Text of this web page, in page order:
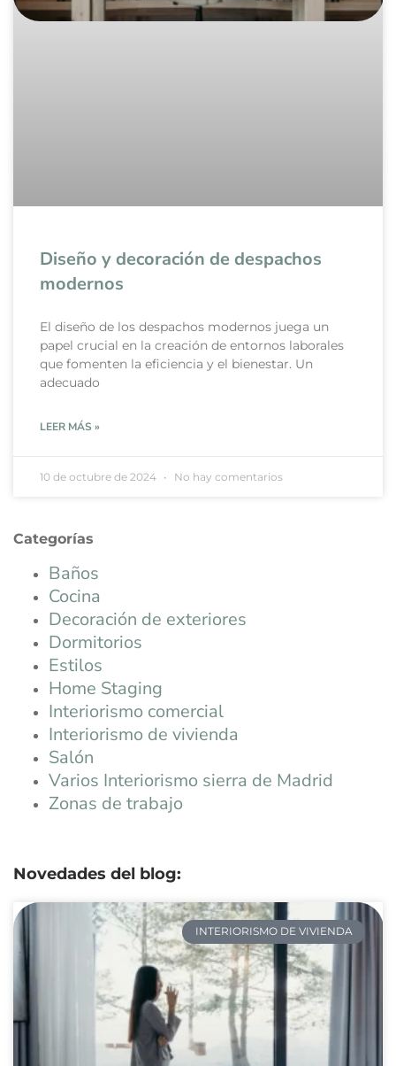
Diseño y decoración de despachos
modernos
El diseño de los despachos modernos juega un
papel crucial en la creación de entornos laborales
que fomenten la eficiencia y el bienestar. Un
adecuado
LEER MÁS »
10 de octubre de 2024 No hay comentarios
Categorías
Baños
Cocina
Decoración de exteriores
Dormitorios
Estilos
Home Staging
Interiorismo comercial
Interiorismo de vivienda
Salón
Varios Interiorismo sierra de Madrid
Zonas de trabajo
Novedades del blog:
INTERIORISMO DE VIVIENDA